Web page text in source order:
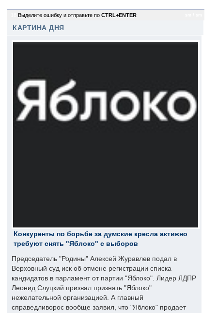
Выделите ошибку и отправьте по CTRL+ENTER
КАРТИНА ДНЯ
Конкуренты по борьбе за думские кресла активно
требуют снять "Яблоко" с выборов
Председатель "Родины" Алексей Журавлев подал в
Верховный суд иск об отмене регистрации списка
кандидатов в парламент от партии "Яблоко". Лидер ЛДПР
Леонид Слуцкий призвал признать "Яблоко"
нежелательной организацией. А главный
справедливорос вообще заявил, что "Яблоко" продает